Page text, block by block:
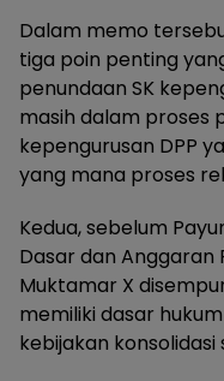
Dalam memo
tiga poin penting
penundaan SK
masih dalam proses
kepengurusan DPP
yang mana proses
Kedua, sebelum
Dasar dan Anggaran
Muktamar X
memiliki dasar
kebijakan